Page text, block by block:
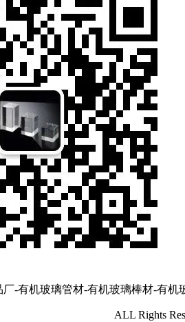
-有机玻璃管材-有机玻璃棒材-有机
ALL Rights